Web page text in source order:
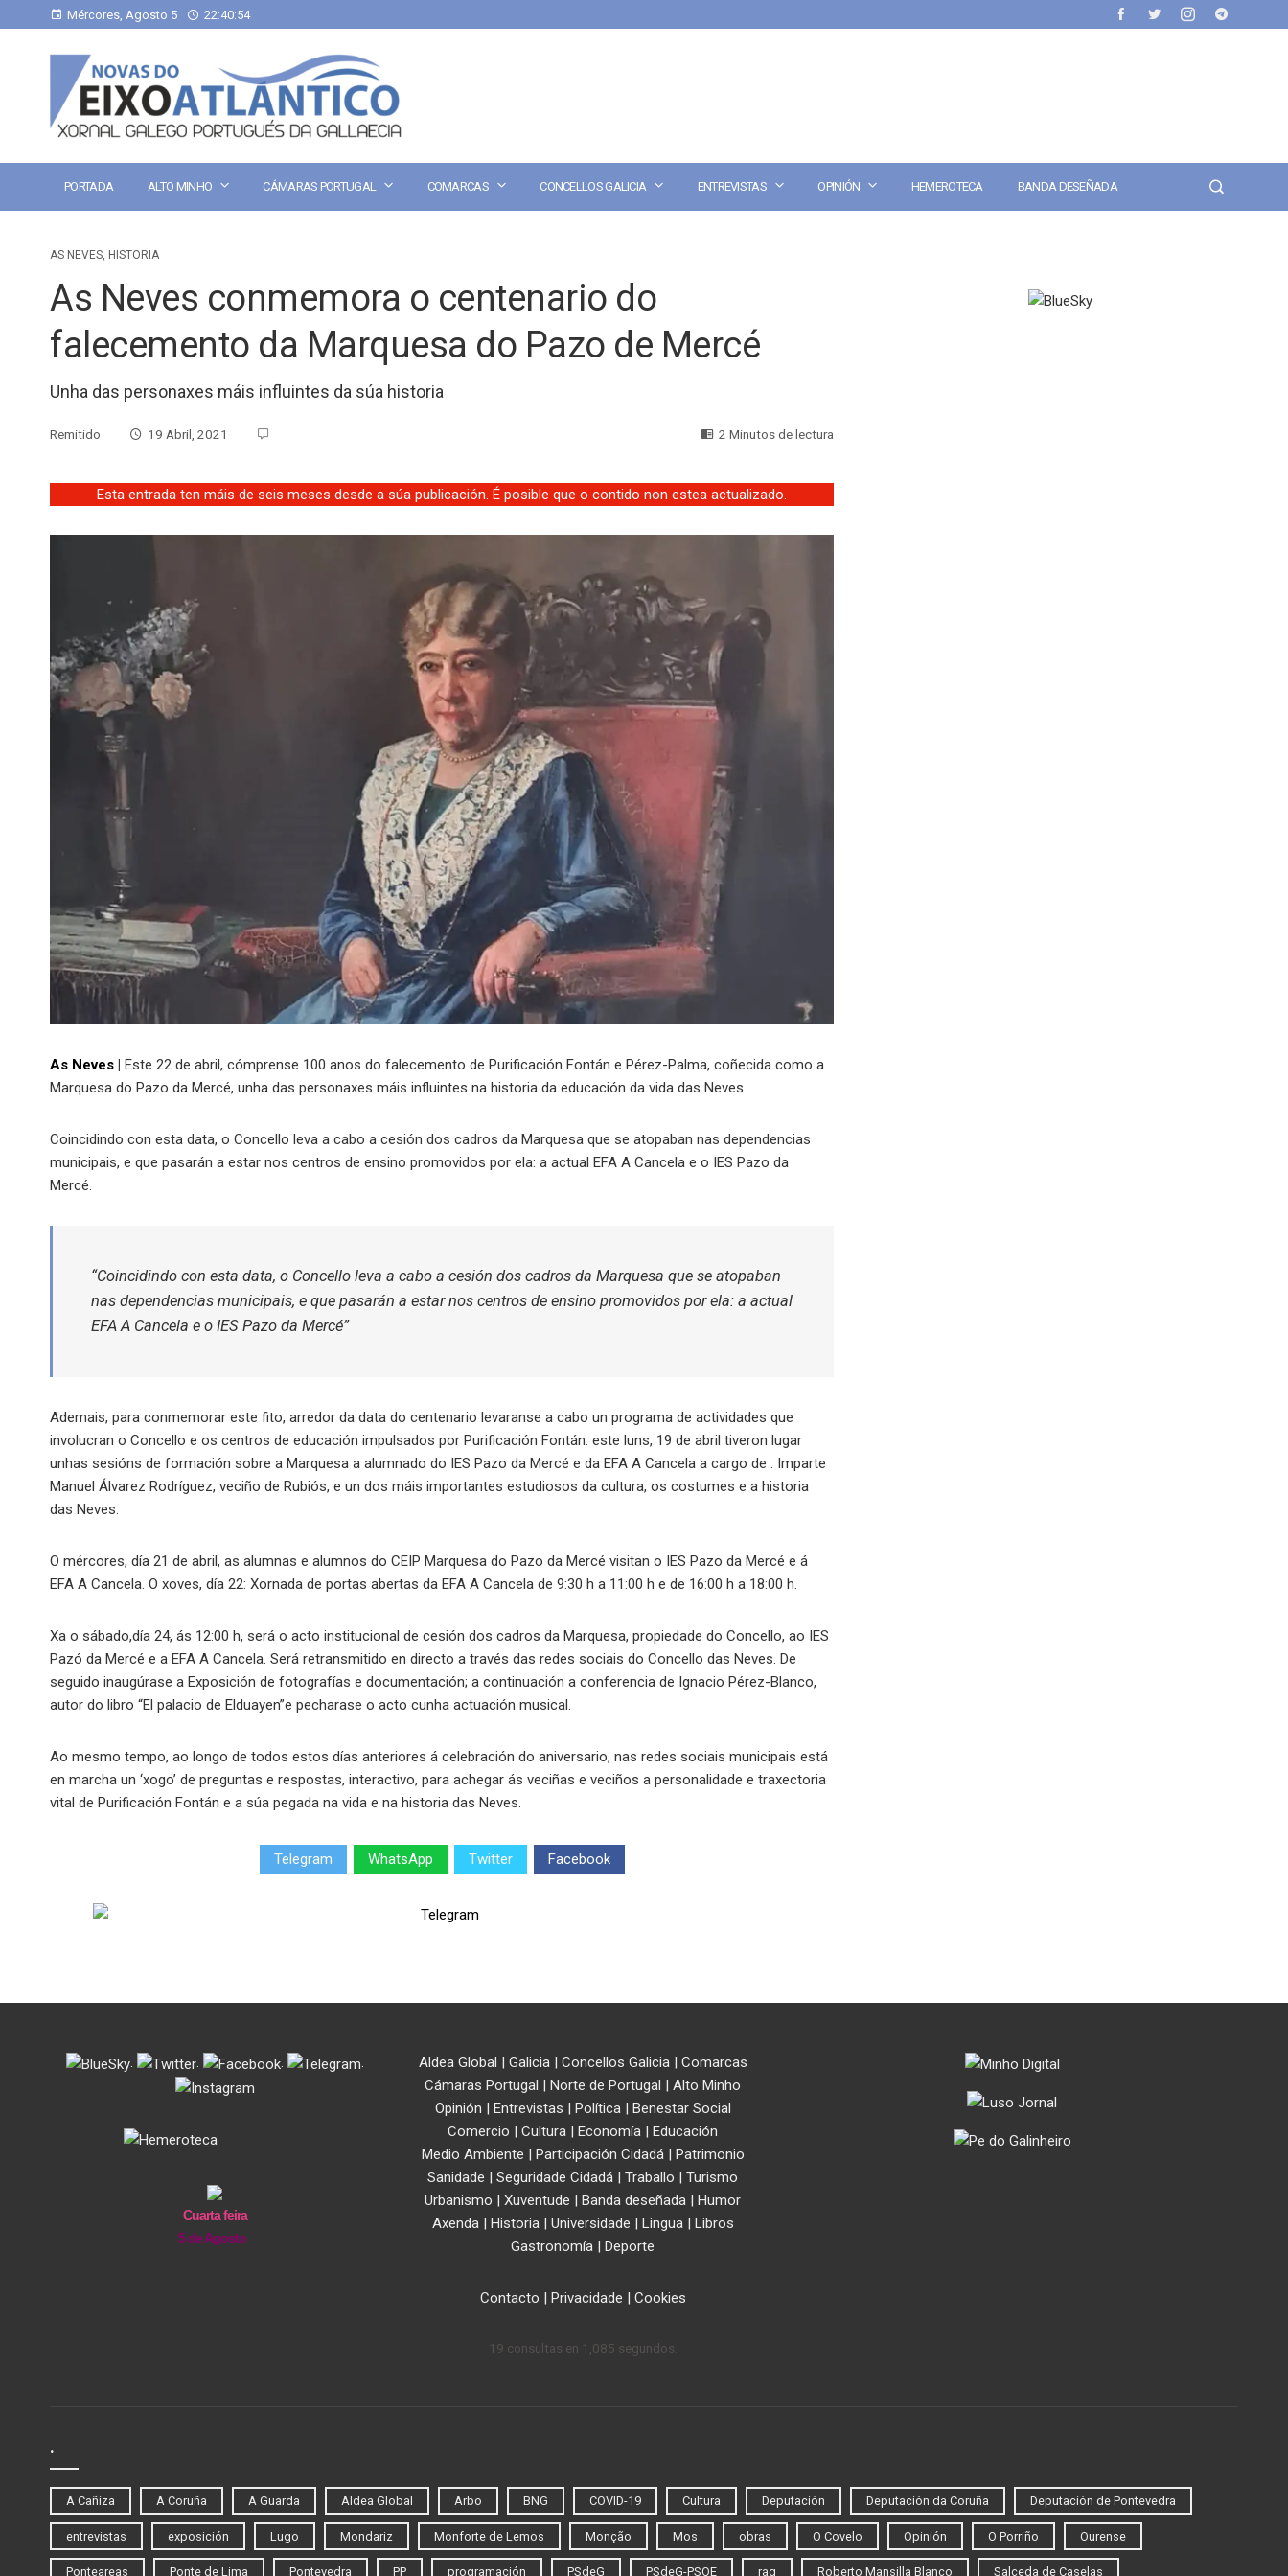
Mércores, Agosto 5 22:40:55
PORTADA ALTO MINHO CÁMARAS PORTUGAL COMARCAS CONCELLOS GALICIA ENTREVISTAS OPINIÓN HEMEROTECA BANDA DESEÑADA
AS NEVES, HISTORIA
As Neves conmemora o centenario do
falecemento da Marquesa do Pazo de Mercé
Unha das personaxes máis influintes da súa historia
Remitido 19 Abril, 2021 2 Minutos de lectura
Esta entrada ten máis de seis meses desde a súa publicación. É posible que o contido non estea actualizado.
As Neves
Este 22 de abril, cómprense 100 anos do falecemento de Purificación Fontán e Pérez-Palma, coñecida como a
Marquesa do Pazo da Mercé, unha das personaxes máis influintes na historia da educación da vida das Neves.
Coincidindo con esta data, o Concello leva a cabo a cesión dos cadros da Marquesa que se atopaban nas dependencias
municipais, e que pasarán a estar nos centros de ensino promovidos por ela: a actual EFA A Cancela e o IES Pazo da
Mercé.
“Coincidindo con esta data, o Concello leva a cabo a cesión dos cadros da Marquesa que se atopaban
nas dependencias municipais, e que pasarán a estar nos centros de ensino promovidos por ela: a actual
EFA A Cancela e o IES Pazo da Mercé”
Ademais, para conmemorar este fito, arredor da data do centenario levaranse a cabo un programa de actividades que
involucran o Concello e os centros de educación impulsados por Purificación Fontán: este luns, 19 de abril tiveron lugar
unhas sesións de formación sobre a Marquesa a alumnado do IES Pazo da Mercé e da EFA A Cancela a cargo de . Imparte
Manuel Álvarez Rodríguez, veciño de Rubiós, e un dos máis importantes estudiosos da cultura, os costumes e a historia
das Neves.
O mércores, día 21 de abril, as alumnas e alumnos do CEIP Marquesa do Pazo da Mercé visitan o IES Pazo da Mercé e á
EFA A Cancela. O xoves, día 22: Xornada de portas abertas da EFA A Cancela de 9:30 h a 11:00 h e de 16:00 h a 18:00 h.
Xa o sábado,día 24, ás 12:00 h, será o acto institucional de cesión dos cadros da Marquesa, propiedade do Concello, ao IES
Pazó da Mercé e a EFA A Cancela. Será retransmitido en directo a través das redes sociais do Concello das Neves. De
seguido inaugúrase a Exposición de fotografías e documentación; a continuación a conferencia de Ignacio Pérez-Blanco,
autor do libro “El palacio de Elduayen”e pecharase o acto cunha actuación musical.
Ao mesmo tempo, ao longo de todos estos días anteriores á celebración do aniversario, nas redes sociais municipais está
en marcha un ‘xogo’ de preguntas e respostas, interactivo, para achegar ás veciñas e veciños a personalidade e traxectoria
vital de Purificación Fontán e a súa pegada na vida e na historia das Neves.
Telegram WhatsApp Twitter Facebook
. . . .
Cuarta feira
5 de Agosto
Aldea Global Galicia| Concellos Galicia| Comarcas
Cámaras Portugal
Norte de Portugal
Alto Minho
Opinión
Entrevistas Política|
Benestar Social
Comercio
Cultura Economía
Educación
Medio Ambiente
Participación Cidadá|
Patrimonio
Sanidade
Seguridade Cidadá Traballo
Turismo
Urbanismo
Xuventude Banda deseñada
Humor
Axenda| Historia| Universidade Lingua|
Libros
Gastronomía
Deporte
Contacto Privacidade Cookies
19 consultas en 1,085 segundos.
.
A Cañiza A Coruña A Guarda Aldea Global Arbo BNG COVID-19 Cultura Deputación Deputación da Coruña Deputación de Pontevedra
entrevistas exposición Lugo Mondariz Monforte de Lemos Monção Mos obras O Covelo Opinión O Porriño Ourense
Ponteareas Ponte de Lima Pontevedra PP programación PSdeG PSdeG-PSOE rag Roberto Mansilla Blanco Salceda de Caselas